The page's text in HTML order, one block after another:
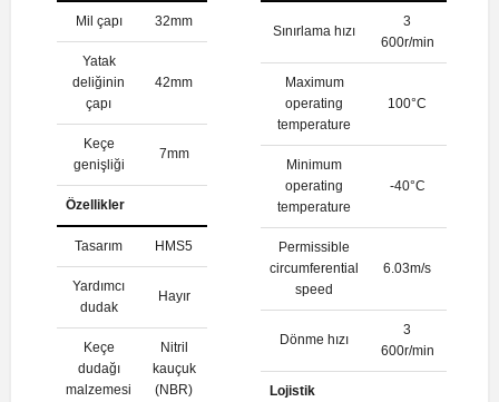
Mil çapı 32mm
Yatak
deliğinin
çapı
42mm
Keçe
genişliği
7mm
Özellikler
Tasarım HMS5
Yardımcı
dudak
Hayır
Keçe
dudağı
malzemesi
Nitril
kauçuk
(NBR)
Sınırlama hızı
3
600r/min
Maximum
operating
temperature
100°C
Minimum
operating
temperature
-40°C
Permissible
circumferential
speed
6.03m/s
Dönme hızı
3
600r/min
Lojistik